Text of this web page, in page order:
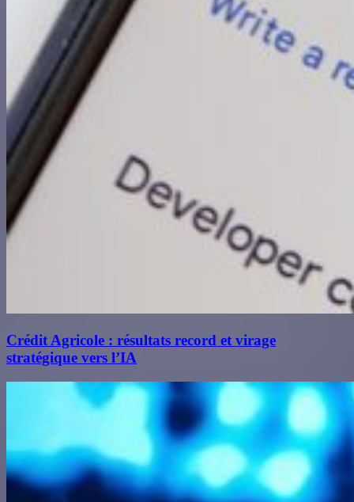
Crédit Agricole : résultats record et virage
stratégique vers l’IA